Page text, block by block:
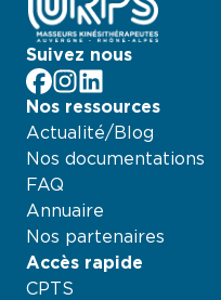
Suivez nous
facebook
Instagram
LinkedIn
Nos ressources
Actualité/Blog
Nos documentations
FAQ
Annuaire
Nos partenaires
Accès rapide
CPTS